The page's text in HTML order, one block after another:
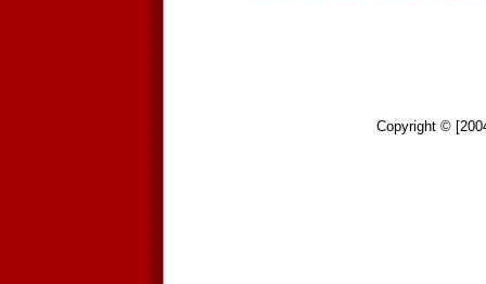
Copyright ©